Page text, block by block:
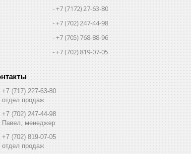
+7 (7172) 27-63-80
+7 (702) 247-44-98
+7 (705) 768-88-96
+7 (702) 819-07-05
+7 (717) 227-63-80
отдел продаж
+7 (702) 247-44-98
Павел, менеджер
+7 (702) 819-07-05
отдел продаж